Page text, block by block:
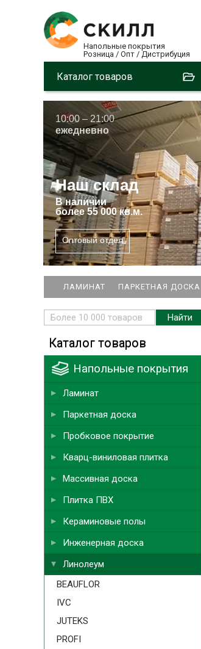
Напольные покрытия
Розница / Опт / Дистрибуция
Каталог товаров
10:00 – 21:00
ежедневно
Наш склад
Вналичии
более 55 000 кв.м.
Оптовый отдел
ЛАМИНАТ ПАРКЕТНАЯ ДОСКА
Каталог товаров
Напольные покрытия
Ламинат
Паркетная доска
Пробковое покрытие
Кварц-виниловая плитка
Массивная доска
Плитка ПВХ
Кераминовые полы
Инженерная доска
Линолеум
BEAUFLOR
IVC
JUTEKS
PROFI